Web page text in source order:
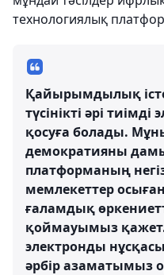
технологиялық
Қайырымдылық
түсінікті әрі
қосуға болады.
демократияны
платформаның
мемлекеттер
ғаламдық
қоймауымыз
электронды
әрбір азаматымыз